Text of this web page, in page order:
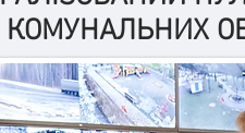
КОМУНАЛЬНИХ